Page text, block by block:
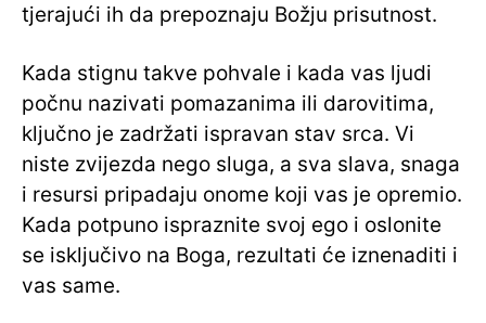
tjerajući ih da prepoznaju Božju prisutnost.
Kada stignu takve pohvale i kada vas ljudi
počnu nazivati pomazanima ili darovitima,
ključno je zadržati ispravan stav srca. Vi
niste zvijezda nego sluga, a sva slava, snaga
i resursi pripadaju onome koji vas je opremio.
Kada potpuno ispraznite svoj ego i oslonite
se isključivo na Boga, rezultati će iznenaditi i
vas same.